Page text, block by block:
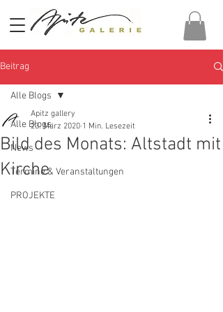
Beitrag
Alle Blogs
News
Termine & Veranstaltungen
PROJEKTE
Alle Blogs
Bild des Monats: Altstadt mit
Kirche
Apitz gallery
23. März 2020 1 Min. Lesezeit